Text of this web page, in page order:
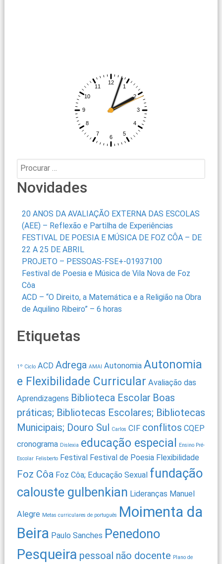
Procurar:
Novidades
20 ANOS DA AVALIAÇÃO EXTERNA DAS ESCOLAS
(AEE) – Reflexão e Partilha de Experiências
FESTIVAL DE POESIA E MÚSICA DE FOZ CÔA – DE
22 A 25 DE ABRIL
PROJETO – PESSOAS-FSE+-01937100
Festival de Poesia e Música de Vila Nova de Foz
Côa
ACD – “O Direito, a Matemática e a Religião na Obra
de Aquilino Ribeiro” – 6 horas
Etiquetas
1º Ciclo ACD Adrega AMAI Autonomia Autonomia
e Flexibilidade Curricular Avaliação das
Aprendizagens Biblioteca Escolar Boas
práticas; Bibliotecas Escolares; Bibliotecas
Municipais; Douro Sul Carlos CIF conflitos CQEP
cronograma Dislexia educação especial Ensino Pré-
Escolar Felisberto Festival Festival de Poesia Flexibilidade
Foz Côa Foz Côa; Educação Sexual fundação
calouste gulbenkian Lideranças Manuel
Alegre Metas curriculares de português Moimenta da
Beira Paulo Sanches Penedono
Pesqueira pessoal não docente Plano de